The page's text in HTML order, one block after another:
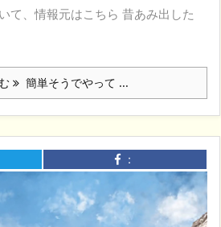
て、情報元はこちら 昔あみ出した
簡単そうでやって ...
：